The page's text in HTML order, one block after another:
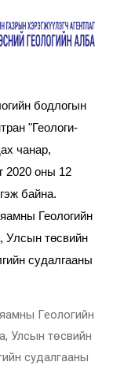
бодлогын
"Геологи-
чанар,
2020 оны 12
байна.
Геологийн
Улсын төсвийн
судалгааны
яамны Геологийн
Улсын төсвийн
судалгааны